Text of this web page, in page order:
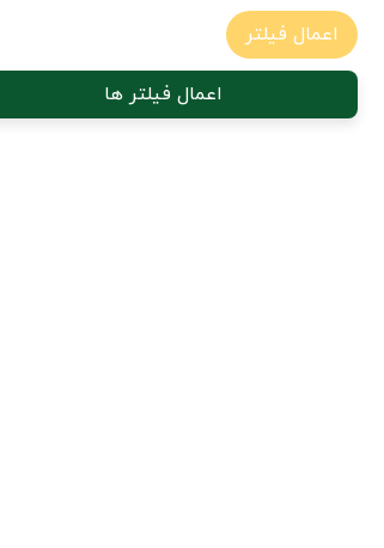
اعمال فیلتر
اعمال فیلتر ها